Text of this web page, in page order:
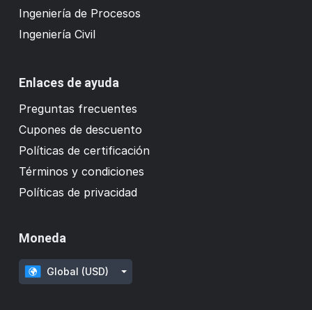
Ingeniería de Procesos
Ingeniería Civil
Enlaces de ayuda
Preguntas frecuentes
Cupones de descuento
Políticas de certificación
Términos y condiciones
Políticas de privacidad
Moneda
Global (USD)